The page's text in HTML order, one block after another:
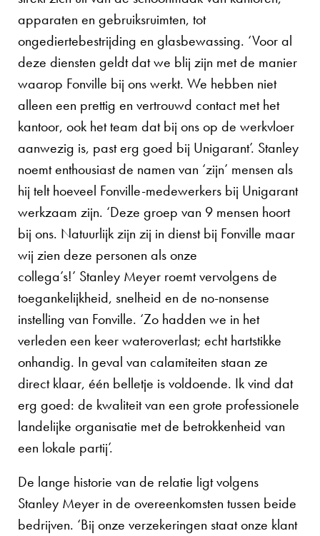
apparaten en gebruiksruimten, tot
ongediertebestrijding en glasbewassing. ‘Voor al
deze diensten geldt dat we blij zijn met de manier
waarop Fonville bij ons werkt. We hebben niet
alleen een prettig en vertrouwd contact met het
kantoor, ook het team dat bij ons op de werkvloer
aanwezig is, past erg goed bij Unigarant’. Stanley
noemt enthousiast de namen van ‘zijn’ mensen als
hij telt hoeveel Fonville-medewerkers bij Unigarant
werkzaam zijn. ‘Deze groep van 9 mensen hoort
bij ons. Natuurlijk zijn zij in dienst bij Fonville maar
wij zien deze personen als onze
collega’s!’ Stanley Meyer roemt vervolgens de
toegankelijkheid, snelheid en de no-nonsense
instelling van Fonville. ‘Zo hadden we in het
verleden een keer wateroverlast; echt hartstikke
onhandig. In geval van calamiteiten staan ze
direct klaar, één belletje is voldoende. Ik vind dat
erg goed: de kwaliteit van een grote professionele
landelijke organisatie met de betrokkenheid van
een lokale partij’.
De lange historie van de relatie ligt volgens
Stanley Meyer in de overeenkomsten tussen beide
bedrijven. ‘Bij onze verzekeringen staat onze klant